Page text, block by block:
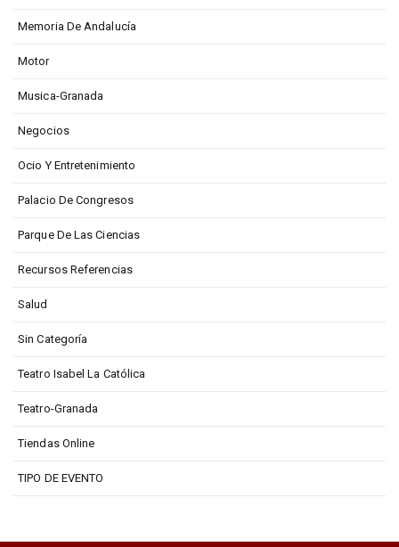
Memoria De Andalucía
Motor
Musica-Granada
Negocios
Ocio Y Entretenimiento
Palacio De Congresos
Parque De Las Ciencias
Recursos Referencias
Salud
Sin Categoría
Teatro Isabel La Católica
Teatro-Granada
Tiendas Online
TIPO DE EVENTO